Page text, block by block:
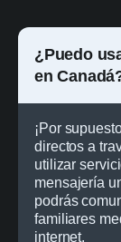
¿Puedo
en
¡Por
directos a
utilizar
mensajería
podrás
familiares
internet.